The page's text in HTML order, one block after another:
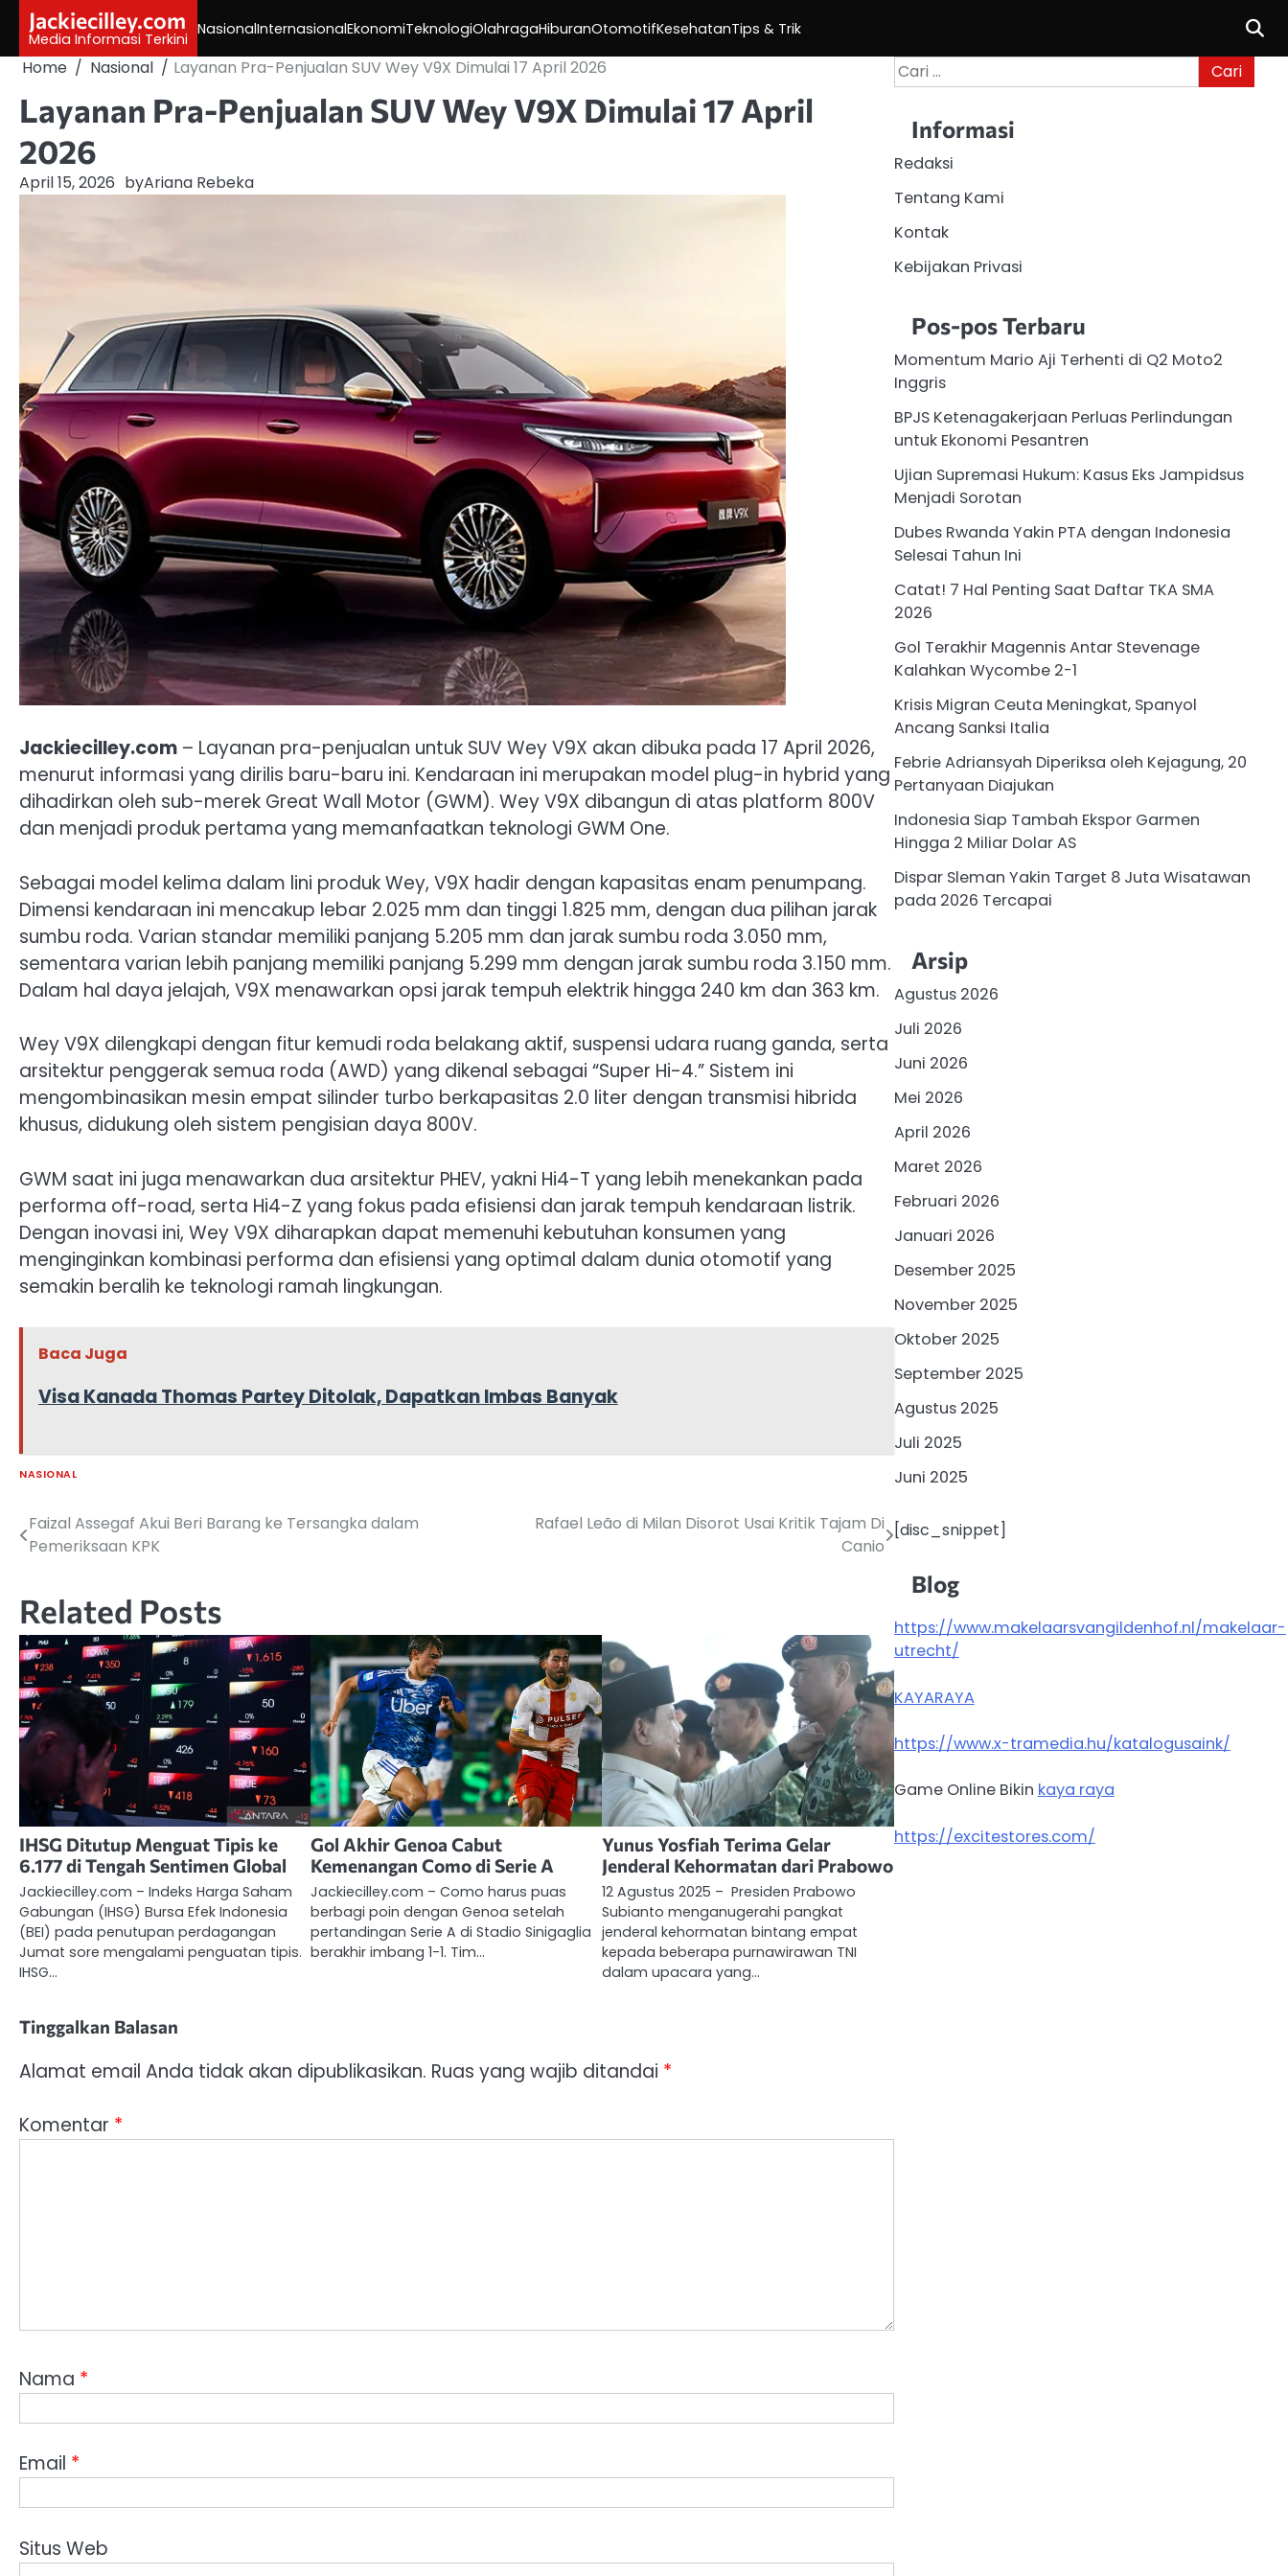
content
Jackiecilley.com
Media Informasi Terkini
NasionalInternasionalEkonomiTeknologiOlahragaHiburanOtomotifKesehatanTips & Trik
Home Nasional Layanan Pra-Penjualan SUV Wey V9X Dimulai 17 April 2026
Layanan Pra-Penjualan SUV Wey V9X Dimulai 17 April
2026
April 15, 2026 byAriana Rebeka
Jackiecilley.com – Layanan pra-penjualan untuk SUV Wey V9X akan dibuka pada 17 April 2026,
menurut informasi yang dirilis baru-baru ini. Kendaraan ini merupakan model plug-in hybrid yang
dihadirkan oleh sub-merek Great Wall Motor (GWM). Wey V9X dibangun di atas platform 800V
dan menjadi produk pertama yang memanfaatkan teknologi GWM One.
Sebagai model kelima dalam lini produk Wey, V9X hadir dengan kapasitas enam penumpang.
Dimensi kendaraan ini mencakup lebar 2.025 mm dan tinggi 1.825 mm, dengan dua pilihan jarak
sumbu roda. Varian standar memiliki panjang 5.205 mm dan jarak sumbu roda 3.050 mm,
sementara varian lebih panjang memiliki panjang 5.299 mm dengan jarak sumbu roda 3.150 mm.
Dalam hal daya jelajah, V9X menawarkan opsi jarak tempuh elektrik hingga 240 km dan 363 km.
Wey V9X dilengkapi dengan fitur kemudi roda belakang aktif, suspensi udara ruang ganda, serta
arsitektur penggerak semua roda (AWD) yang dikenal sebagai “Super Hi-4.” Sistem ini
mengombinasikan mesin empat silinder turbo berkapasitas 2.0 liter dengan transmisi hibrida
khusus, didukung oleh sistem pengisian daya 800V.
GWM saat ini juga menawarkan dua arsitektur PHEV, yakni Hi4-T yang lebih menekankan pada
performa off-road, serta Hi4-Z yang fokus pada efisiensi dan jarak tempuh kendaraan listrik.
Dengan inovasi ini, Wey V9X diharapkan dapat memenuhi kebutuhan konsumen yang
menginginkan kombinasi performa dan efisiensi yang optimal dalam dunia otomotif yang
semakin beralih ke teknologi ramah lingkungan.
Baca Juga
Visa Kanada Thomas Partey Ditolak, Dapatkan Imbas Banyak
NASIONAL
Navigasi
Faizal Assegaf Akui Beri Barang ke Tersangka dalam
Pemeriksaan KPK
Rafael Leão di Milan Disorot Usai Kritik Tajam Di
Canio
Related Posts
IHSG Ditutup Menguat Tipis ke
6.177 di Tengah Sentimen Global
Jackiecilley.com – Indeks Harga Saham
Gabungan (IHSG) Bursa Efek Indonesia
(BEI) pada penutupan perdagangan
Jumat sore mengalami penguatan tipis.
IHSG…
Gol Akhir Genoa Cabut
Kemenangan Como di Serie A
Jackiecilley.com – Como harus puas
berbagi poin dengan Genoa setelah
pertandingan Serie A di Stadio Sinigaglia
berakhir imbang 1-1. Tim…
Yunus Yosfiah Terima Gelar
Jenderal Kehormatan dari Prabowo
12 Agustus 2025 – Presiden Prabowo
Subianto menganugerahi pangkat
jenderal kehormatan bintang empat
kepada beberapa purnawirawan TNI
dalam upacara yang…
Tinggalkan Balasan
Alamat email Anda tidak akan dipublikasikan. Ruas yang wajib ditandai *
Komentar *
Nama *
Email *
Situs Web
Cari
untuk:
Informasi
Redaksi
Tentang Kami
Kontak
Kebijakan Privasi
Pos-pos Terbaru
Momentum Mario Aji Terhenti di Q2 Moto2
Inggris
BPJS Ketenagakerjaan Perluas Perlindungan
untuk Ekonomi Pesantren
Ujian Supremasi Hukum: Kasus Eks Jampidsus
Menjadi Sorotan
Dubes Rwanda Yakin PTA dengan Indonesia
Selesai Tahun Ini
Catat! 7 Hal Penting Saat Daftar TKA SMA
2026
Gol Terakhir Magennis Antar Stevenage
Kalahkan Wycombe 2-1
Krisis Migran Ceuta Meningkat, Spanyol
Ancang Sanksi Italia
Febrie Adriansyah Diperiksa oleh Kejagung, 20
Pertanyaan Diajukan
Indonesia Siap Tambah Ekspor Garmen
Hingga 2 Miliar Dolar AS
Dispar Sleman Yakin Target 8 Juta Wisatawan
pada 2026 Tercapai
Arsip
Agustus 2026
Juli 2026
Juni 2026
Mei 2026
April 2026
Maret 2026
Februari 2026
Januari 2026
Desember 2025
November 2025
Oktober 2025
September 2025
Agustus 2025
Juli 2025
Juni 2025
[disc_snippet]
Blog
https://www.makelaarsvangildenhof.nl/makelaar-
utrecht/
KAYARAYA
https://www.x-tramedia.hu/katalogusaink/
Game Online Bikin kaya raya
https://excitestores.com/